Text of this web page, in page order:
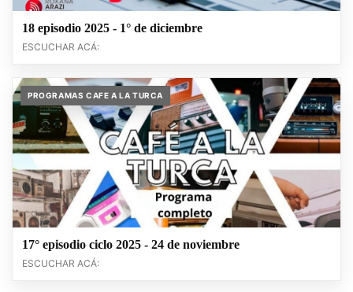
18 episodio 2025 - 1° de diciembre
ESCUCHAR ACÁ:
PROGRAMAS CAFE A LA TURCA
17° episodio ciclo 2025 - 24 de noviembre
ESCUCHAR ACÁ: